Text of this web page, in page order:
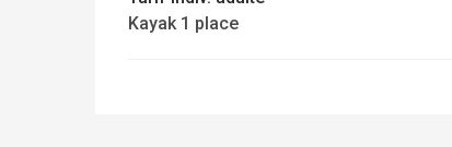
Kayak 1 place